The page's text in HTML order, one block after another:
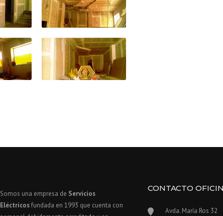
Somos una empresa de Servicios
Eléctricosfundada en 1993 que cuenta con
CONTACTO
Avda. María Ros 32